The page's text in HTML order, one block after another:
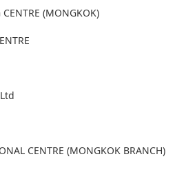
(MONGKOK)
CENTRE (MONGKOK BRANCH)